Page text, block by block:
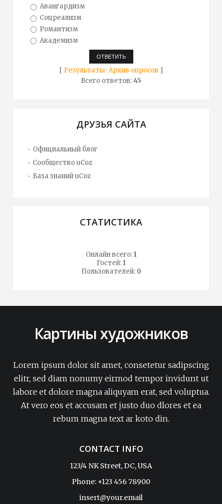
Авангардизм
Соцреализм
Романтизм
Академизм
[ Результаты·Архив опросов ]
Всего ответов:45
ДРУЗЬЯ САЙТА
Официальный блог
Сообщество uCoz
База знаний uCoz
СТАТИСТИКА
Онлайн всего:1
Гостей:1
Пользователей: 0
Картины художников
Lorem ipsum dolor sit amet, consetetur sadipscing
elitr, sed diam nonumy eirmod tempor invidunt ut
labore et dolore magna aliquyam erat, sed voluptua.
At vero eos et accusam et justo duo dlores et ea
rebum magna text ar koto din.
CONTACT INFO
123/4 NK Street, DC, USA
Phone: +123 456 78900
insert@your.email